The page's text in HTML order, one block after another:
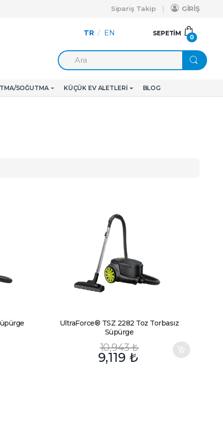
Sipariş Takip GİRİŞ
TR / EN SEPETIM
0
SOĞUTMA KÜÇÜK EV ALETLERI BLOG
UltraForce® TSZ 2282 Toz Torbasız
Süpürge
10,943₺
9,119 ₺